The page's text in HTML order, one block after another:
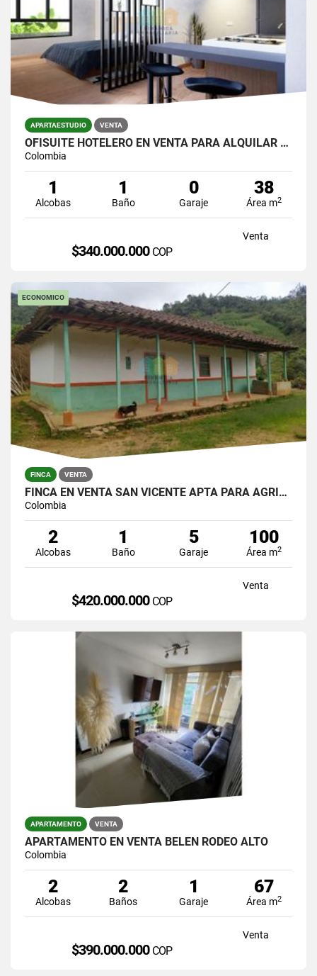
APARTAESTUDIO VENTA
OFISUITE HOTELERO EN VENTA PARA ALQUILAR POR DIAS AVENIDA 80 LAURELES
Colombia
1
Alcobas
1
Baño
0
Garaje
38
Área m2
Venta
$340.000.000 COP
ECONOMICO
FINCA VENTA
FINCA EN VENTA SAN VICENTE APTA PARA AGRICULTURA
Colombia
2
Alcobas
1
Baño
5
Garaje
100
Área m2
Venta
$420.000.000 COP
APARTAMENTO VENTA
APARTAMENTO EN VENTA BELÉN RODEO ALTO
Colombia
2
Alcobas
2
Baños
1
Garaje
67
Área m2
Venta
$390.000.000 COP